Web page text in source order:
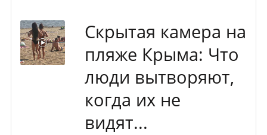
Скрытая камера на
пляже Крыма: Что
люди вытворяют,
когда их не
видят...